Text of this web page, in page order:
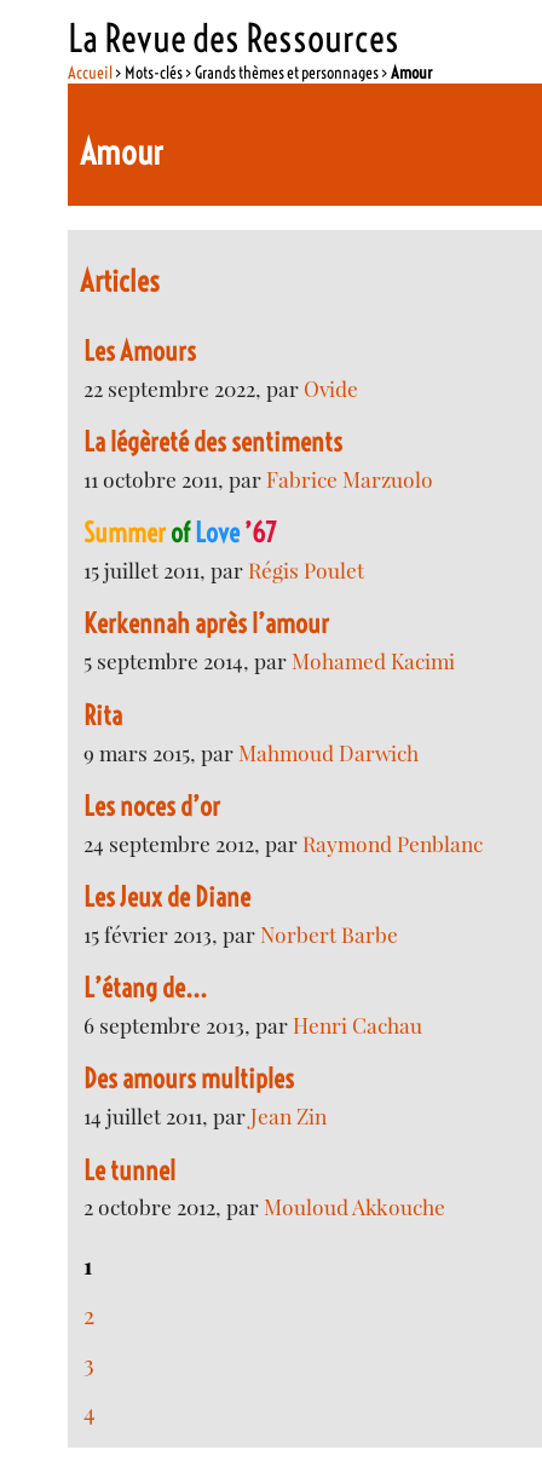
La Revue des Ressources
Accueil> Mots-clés > Grands thèmes et personnages >Amour
Amour
Articles
Les Amours
22 septembre 2022, par Ovide
La légèreté des sentiments
11 octobre 2011, parFabrice Marzuolo
Summerof Love’67
15 juillet 2011, par Régis Poulet
Kerkennah après l’amour
5 septembre 2014, parMohamed Kacimi
Rita
9 mars 2015, parMahmoud Darwich
Les noces d’or
24 septembre 2012, par Raymond Penblanc
Les Jeux de Diane
15 février 2013, parNorbert Barbe
L’étang de...
6 septembre 2013, parHenri Cachau
Des amours multiples
14 juillet 2011, parJean Zin
Le tunnel
2 octobre 2012, parMouloud Akkouche
1
2
3
4